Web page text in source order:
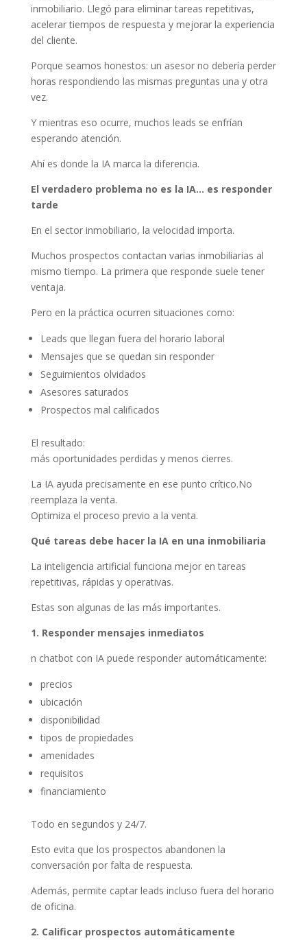
inmobiliario. Llegó para eliminar tareas repetitivas,
acelerar tiempos de respuesta y mejorar la experiencia
del cliente.
Porque seamos honestos: un asesor no debería perder
horas respondiendo las mismas preguntas una y otra
vez.
Y mientras eso ocurre, muchos leads se enfrían
esperando atención.
Ahí es donde la IA marca la diferencia.
El verdadero problema no es la IA… es responder
tarde
En el sector inmobiliario, la velocidad importa.
Muchos prospectos contactan varias inmobiliarias al
mismo tiempo. La primera que responde suele tener
ventaja.
Pero en la práctica ocurren situaciones como:
Leads que llegan fuera del horario laboral
Mensajes que se quedan sin responder
Seguimientos olvidados
Asesores saturados
Prospectos mal calificados
El resultado:
más oportunidades perdidas y menos cierres.
La IA ayuda precisamente en ese punto crítico.No
reemplaza la venta.
Optimiza el proceso previo a la venta.
Qué tareas debe hacer la IA en una inmobiliaria
La inteligencia artificial funciona mejor en tareas
repetitivas, rápidas y operativas.
Estas son algunas de las más importantes.
1. Responder mensajes inmediatos
n chatbot con IA puede responder automáticamente:
precios
ubicación
disponibilidad
tipos de propiedades
amenidades
requisitos
financiamiento
Todo en segundos y 24/7.
Esto evita que los prospectos abandonen la
conversación por falta de respuesta.
Además, permite captar leads incluso fuera del horario
de oficina.
2. Calificar prospectos automáticamente